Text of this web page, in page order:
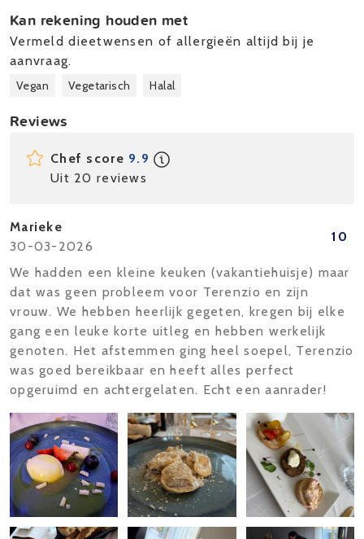
Kan rekening houden met
Vermeld dieetwensen of allergieën altijd bij je
aanvraag.
Vegan Vegetarisch Halal
Reviews
Chef score 9.9
Uit 20 reviews
Marieke
30-03-2026
10
We hadden een kleine keuken (vakantiehuisje) maar
dat was geen probleem voor Terenzio en zijn
vrouw. We hebben heerlijk gegeten, kregen bij elke
gang een leuke korte uitleg en hebben werkelijk
genoten. Het afstemmen ging heel soepel, Terenzio
was goed bereikbaar en heeft alles perfect
opgeruimd en achtergelaten. Echt een aanrader!